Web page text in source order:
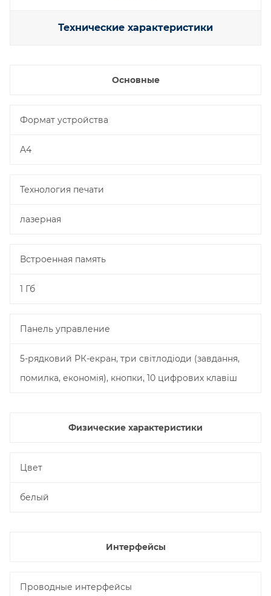
Технические характеристики
Основные
Формат устройства
A4
Технология печати
лазерная
Встроенная память
1 Гб
Панель управление
5-рядковий РК-екран, три світлодіоди (завдання,
помилка, економія), кнопки, 10 цифрових клавіш
Физические характеристики
Цвет
белый
Интерфейсы
Проводные интерфейсы